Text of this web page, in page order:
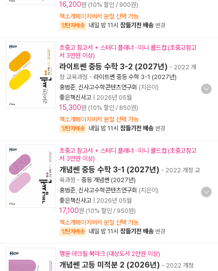
16,200원 (10% 할인 / 900원)
책소개페이지에서 분철 선택 가능
양탄자배송 내일 밤 11시 잠들기전 배송 변경
초중고 참고서 + 스터디 플래너 · 미니 콜드컵 (초중고참고
서 3만원 이상)
라이트쎈 중등 수학 3-2 (2027년) - 2022 개
정 교육과정 - 라이트쎈 중등 수학 3-1 (2027년)
홍범준 신사고수학콘텐츠연구회 (지은이)
좋은책신사고
2026년 05월
15,300원 (10% 할인 / 850원)
책소개페이지에서 분철 선택 가능
양탄자배송 내일 밤 11시 잠들기전 배송 변경
초중고 참고서 + 스터디 플래너 · 미니 콜드컵 (초중고참고
서 3만원 이상)
개념쎈 중등 수학 3-1 (2027년) - 2022 개정 교
육과정 - 중등 개념쎈 (2027년)
홍범준 신사고수학콘텐츠연구회 (지은이)
좋은책신사고
2026년 05월
17,100원 (10% 할인 / 950원)
책소개페이지에서 분철 선택 가능
양탄자배송 내일 밤 11시 잠들기전 배송 변경
행운 아크릴 북마크 (대상도서 2만원 이상)
개념쎈 고등 미적분 2 (2026년) - 2022 개정